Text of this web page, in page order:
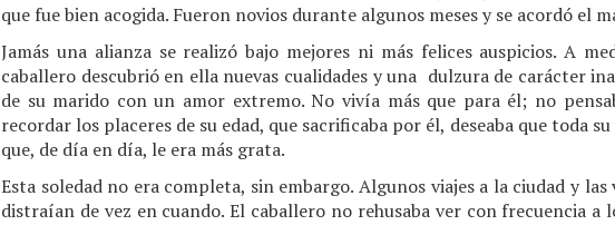
que fue bien acogida. Fueron novios durante algunos meses y se acordó el
Jamás una alianza se realizó bajo mejores ni más felices auspicios. A
caballero descubrió en ella nuevas cualidades y una dulzura de carácter
de su marido con un amor extremo. No vivía más que para él; no
recordar los placeres de su edad, que sacrificaba por él, deseaba que toda
que, de día en día, le era más grata.
Esta soledad no era completa, sin embargo. Algunos viajes a la ciudad y
distraían de vez en cuando. El caballero no rehusaba ver con frecuencia a